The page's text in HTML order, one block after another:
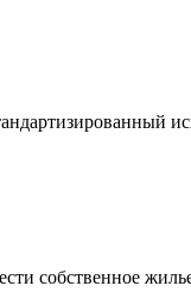
собственное